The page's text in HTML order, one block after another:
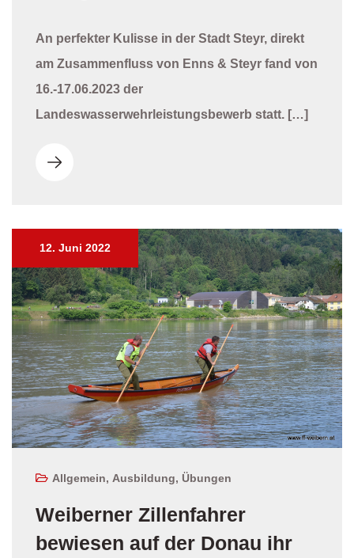
An perfekter Kulisse in der Stadt Steyr, direkt
am Zusammenfluss von Enns & Steyr fand von
16.-17.06.2023 der
Landeswasserwehrleistungsbewerb statt. […]
12. Juni 2022
Allgemein, Ausbildung, Übungen
Weiberner Zillenfahrer
bewiesen auf der Donau ihr